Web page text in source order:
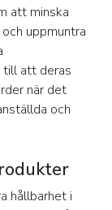
att minska
uppmuntra
till att deras
när det
och
hållbarhet i